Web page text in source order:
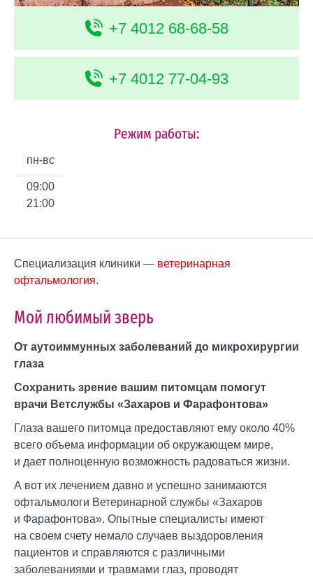
+7 4012 68-68-58
+7 4012 77-04-93
Режим работы:
пн-вс
09:00
21:00
Специализация клиники — ветеринарная
офтальмология.
Мой любимый зверь
От аутоиммунных заболеваний до микрохирургии
глаза
Сохранить зрение вашим питомцам помогут
врачи Ветслужбы «Захаров и Фарафонтова»
Глаза вашего питомца предоставляют ему около 40%
всего объема информации об окружающем мире,
и дает полноценную возможность радоваться жизни.
А вот их лечением давно и успешно занимаются
офтальмологи Ветеринарной службы «Захаров
и Фарафонтова». Опытные специалисты имеют
на своем счету немало случаев выздоровления
пациентов и справляются с различными
заболеваниями и травмами глаз, проводят